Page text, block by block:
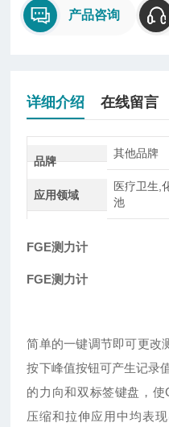
产品咨询
详细介绍 在线留言
品牌
其他品牌
应用领域
医疗卫生,
池
FGE测力计
FGE测力计
简单的一键调节即可更改
按下峰值按钮可产生记录
的力向和双标签键盘，使
压缩和拉伸应用中均表